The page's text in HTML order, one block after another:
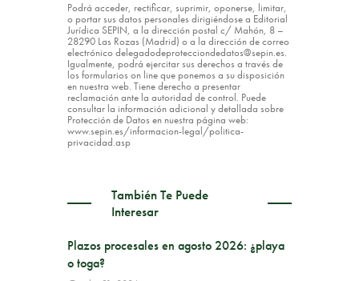
Podrá acceder, rectificar, suprimir, oponerse, limitar,
o portar sus datos personales dirigiéndose a Editorial
Jurídica SEPIN, a la dirección postal c/ Mahón, 8 –
28290 Las Rozas (Madrid) o a la dirección de correo
electrónico delegadodeprotecciondedatos@sepin.es.
Igualmente, podrá ejercitar sus derechos a través de
los formularios on line que ponemos a su disposición
en nuestra web. Tiene derecho a presentar
reclamación ante la autoridad de control. Puede
consultar la información adicional y detallada sobre
Protección de Datos en nuestra página web:
www.sepin.es/informacion-legal/politica-
privacidad.asp
También Te Puede
Interesar
Plazos procesales en agosto 2026: ¿playa
o toga?